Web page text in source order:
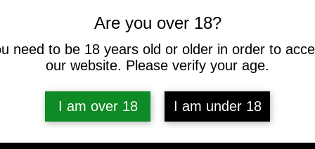
Are you over 18?
need to be 18 years old or older in order to
our website. Please verify your age.
I am over 18 I am under 18
del foro